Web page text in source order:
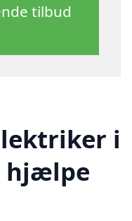
tilbud
i
hjælpe